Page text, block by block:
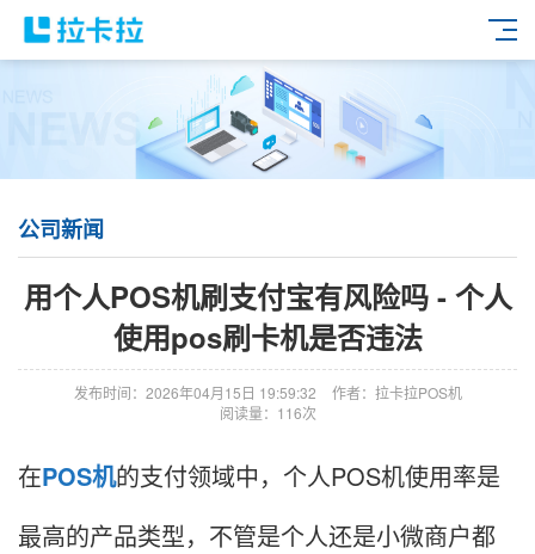
公司新闻
用个人POS机刷支付宝有风险吗 - 个人
使用pos刷卡机是否违法
发布时间：2026年04月15日 19:59:32
作者：拉卡拉POS机
阅读量：116次
在POS机的支付领域中，个人POS机使用率是
最高的产品类型，不管是个人还是小微商户都